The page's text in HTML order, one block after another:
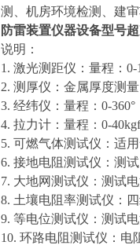
测、机房环境检测、建
防雷装置仪器设备型号
说明：
1. 激光测距仪：量程：
2. 测厚仪：金属厚度测
3. 经纬仪：量程：0-
4. 拉力计：量程：0-
5. 可燃气体测试仪：适
6. 接地电阻测试仪：测
7. 大地网测试仪：测试
8. 土壤电阻率测试仪：
9. 等电位测试仪：测试
10. 环路电阻测试仪：